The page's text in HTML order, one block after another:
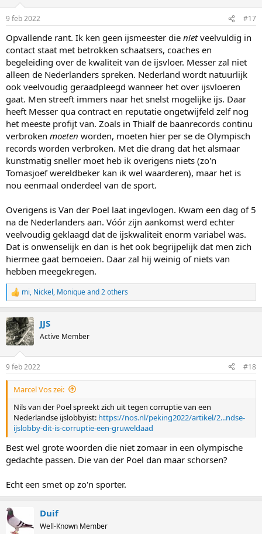
n
s
9 feb 2022 #17
Opvallende rant. Ik ken geen ijsmeester die nietveelvuldig in
contact staat met betrokken schaatsers, coaches en
begeleiding over de kwaliteit van de ijsvloer. Messer zal niet
alleen de Nederlanders spreken. Nederland wordt natuurlijk
ook veelvoudig geraadpleegd wanneer het over ijsvloeren
gaat. Men streeft immers naar het snelst mogelijke ijs. Daar
heeft Messer qua contract en reputatie ongetwijfeld zelf nog
het meeste profijt van. Zoals in Thialf de baanrecords continu
verbroken moeten worden, moeten hier per se de Olympisch
records worden verbroken. Met die drang dat het alsmaar
kunstmatig sneller moet heb ik overigens niets (zo'n
Tomasjoef wereldbeker kan ik wel waarderen), maar het is
nou eenmaal onderdeel van de sport.
Overigens is Van der Poel laat ingevlogen. Kwam een dag of 5
na de Nederlanders aan. Vóór zijn aankomst werd echter
veelvoudig geklaagd dat de ijskwaliteit enorm variabel was.
Dat is onwenselijk en dan is het ook begrijpelijk dat men zich
hiermee gaat bemoeien. Daar zal hij weinig of niets van
hebben meegekregen.
R
e
c
t
i
n
s
:
mi, Nickel, Moniqueand 2 others
JJS
Active Member
9 feb 2022 #18
Marcel Vos zei:
Nils van der Poel spreekt zich uit tegen corruptie van een
Nederlandse ijslobbyist: https://nos.nl/peking2022/artikel/2...ndse-
ijslobby-dit-is-corruptie-een-gruweldaad
Best wel grote woorden die niet zomaar in een olympische
gedachte passen. Die van der Poel dan maar schorsen?
Echt een smet op zo'n sporter.
Duif
Well-Known Member